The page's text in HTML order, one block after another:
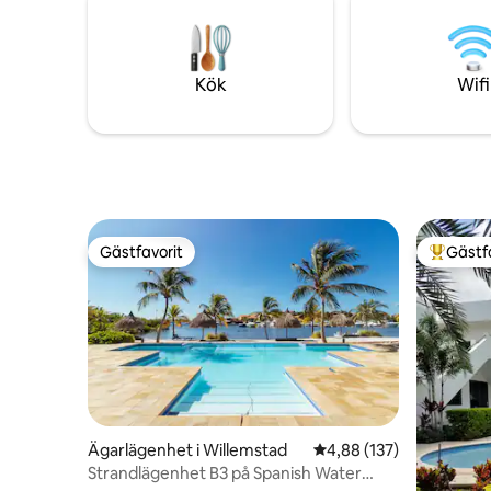
basen för
för en
Kök Wifi
Gästfavorit
Gästfavorit
Ägarlägenhet i Willemstad 4,88 av 5 i
4,88 (137)
Strandlägenhet B3 på Spanish Water